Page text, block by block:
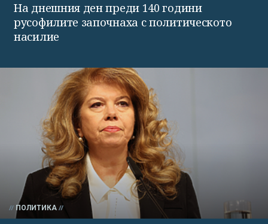
На днешния ден преди 140 години
русофилите започнаха с политическото
насилие
ПОЛИТИКА